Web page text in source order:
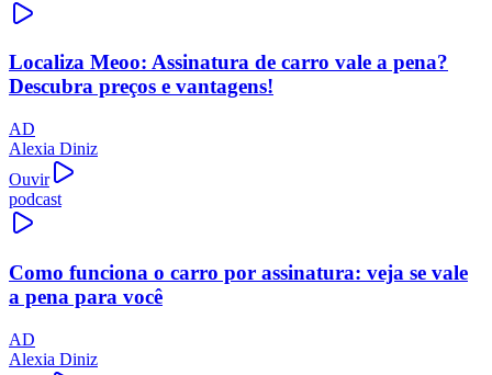
Localiza Meoo: Assinatura de carro vale a pena?
Descubra preços e vantagens!
AD
Alexia Diniz
Ouvir
podcast
Como funciona o carro por assinatura: veja se vale
a pena para você
AD
Alexia Diniz